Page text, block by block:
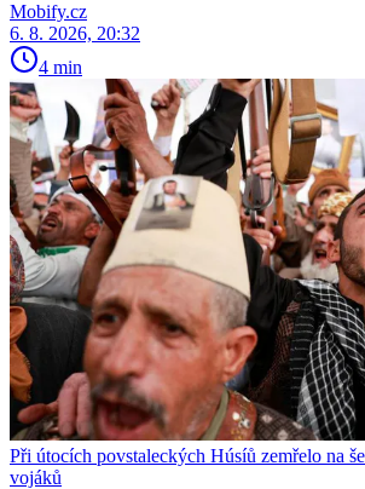
Mobify.cz
6. 8. 2026, 20:32
4 min
Při útocích povstaleckých Húsíů zemřelo na
vojáků